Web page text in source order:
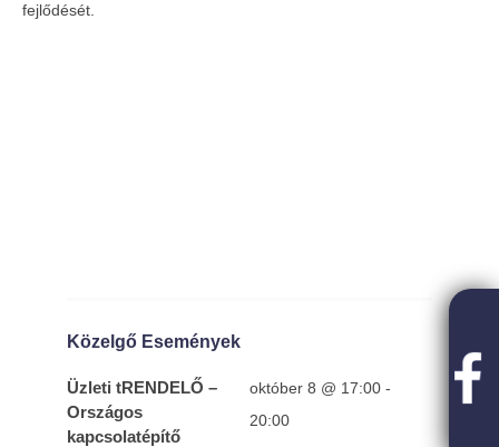
fejlődését.
Közelgő Események
Üzleti tRENDELŐ –
Országos
kapcsolatépítő
október 8 @ 17:00 -
20:00